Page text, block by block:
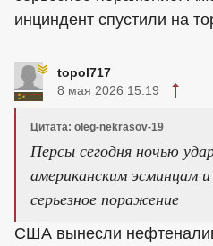
инциндент спустили на
topol717
8 мая 2026 15:19
Цитата: oleg-nekrasov-19
Персы сегодня ночью
американским эсминцам
серьезное поражение
США вынесли